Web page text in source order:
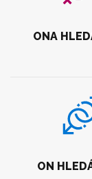
ONA
ON